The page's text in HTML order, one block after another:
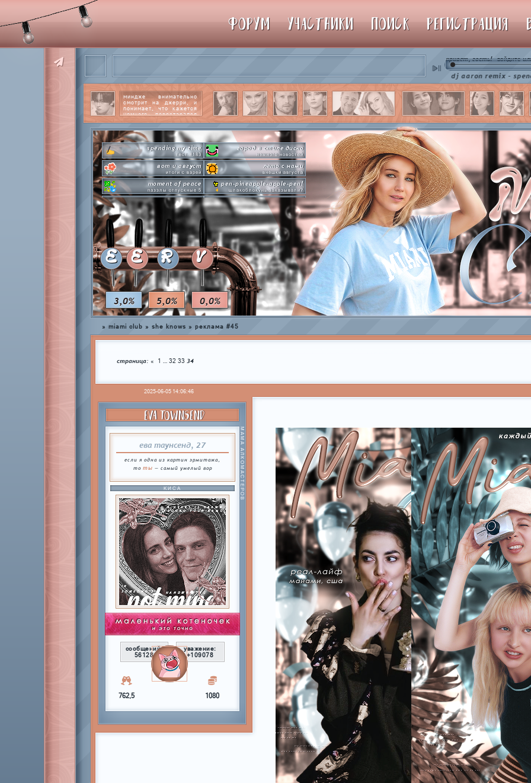
3,0% 5,0% 0,0%
♫ dj aaron remix - spencer hill
миндже внимательно
смотрит на джерри, и
понимает, что кажется
немного перестарался
далее
spending my time
тест #183
город в стиле диско
немного новостей
вот и август
итоги с варей
лето с нами
внешки августа
moment of peace
паззлы отпускные 5
pen-pineapple-apple-pen!
шлакоблокунь заказывали?
hot n cold
охлаждаемся в клабграмме
сделай это прямо сейчас
лупим пиньяту!
everyone's a star
покупаем звезды
time goes by so slowly
анаграммы на базе
private emotion
с днем эмоций #4
hot in herre
летняя стикер-пати туть
E E R V
ФОРУМ УЧАСТНИКИ ПОИСК РЕГИСТРАЦИЯ
привет, гость! войдите
» miami club » she knows » реклама #45
страница: « 1 … 32 33 34
2025-06-05 14:06:46
EVA TOWNSEND
ева таунсенд, 27
если я одна из картин эрмитажа,
то ты — самый умелый вор МАМА АЛКОМАСТЕРОВ
КИСА
сообщений:
56128
уважение:
+109078
762,5 1080